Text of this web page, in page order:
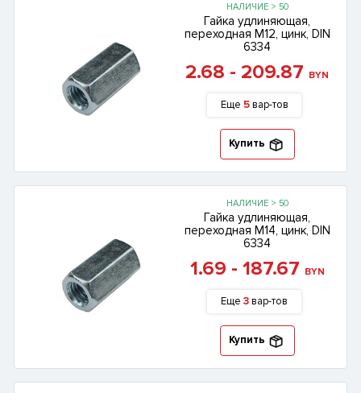
НАЛИЧИЕ > 50
Гайка удлиняющая,
переходная М12, цинк, DIN
6334
2.68 - 209.87 BYN
Еще 5 вар-тов
Купить
НАЛИЧИЕ > 50
Гайка удлиняющая,
переходная М14, цинк, DIN
6334
1.69 - 187.67 BYN
Еще 3вар-тов
Купить